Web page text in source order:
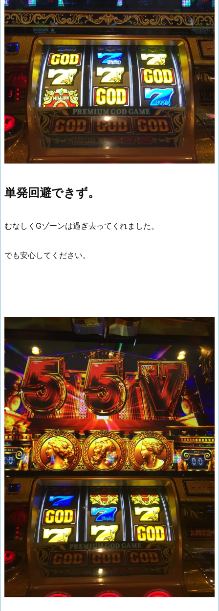
単発回避できず。
むなしくGゾーンは過ぎ去ってくれました。
でも安心してください。